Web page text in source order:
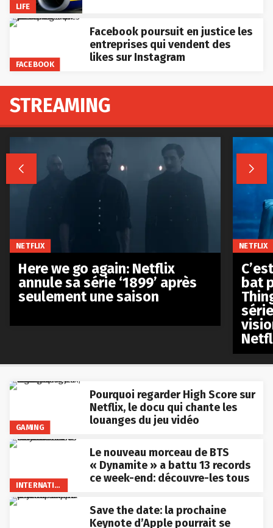
LIFE
FACEBOOK
Facebook poursuit en justice les
entreprises qui vendent des
likes sur Instagram
GAMING
Pourquoi regarder High Score sur
Netflix, le docu qui chante les
louanges du jeu vidéo
INTERNATIONAL
Le nouveau morceau de BTS
« Dynamite » a battu 13 records
ce week-end: découvre-les tous
Save the date: la prochaine
Keynote d’Apple pourrait se
STREAMING
 
NETFLIX
Here we go again: Netflix
annule sa série ‘1899’ après
seulement une saison
NETFLIX
bat